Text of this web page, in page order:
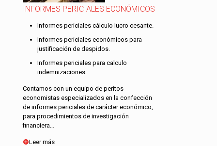
INFORMES PERICIALES ECONÓMICOS
Informes periciales cálculo lucro cesante.
Informes periciales económicos para
justificación de despidos.
Informes periciales para calculo
indemnizaciones.
Contamos con un equipo de peritos
economistas especializados en la confección
de informes periciales de carácter económico,
para procedimientos de investigación
financiera…
Leer más